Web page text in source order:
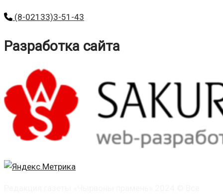
(8-02133)3-51-43
Разработка сайта